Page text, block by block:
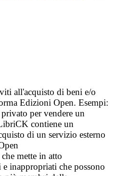
all'acquisto di beni e/o
Edizioni Open. Esempi:
per vendere un
contiene un
di un servizio esterno
mette in atto
inappropriati che possono